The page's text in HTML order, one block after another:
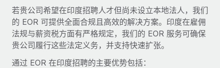
轻松管理员工福利
Most teams hear "payroll implementation" and picture a
six-month project with a dedicated team....
了解更多
若贵公司希望在印度招聘人才但尚未设立本地法人，我们
的 EOR 可提供全面合规且高效的解决方案。印度在雇佣
法规与薪资税方面有严格规定，我们的 EOR 服务可确保
贵公司履行这些法定义务，并支持快速扩张。
通过 EOR 在印度招聘的主要优势包括：